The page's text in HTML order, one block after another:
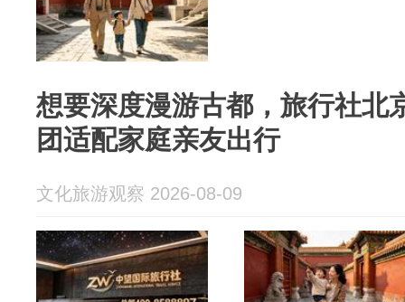
想要深度漫游古都，旅行社北
团适配家庭亲友出行
文化旅游观察 2026-08-09